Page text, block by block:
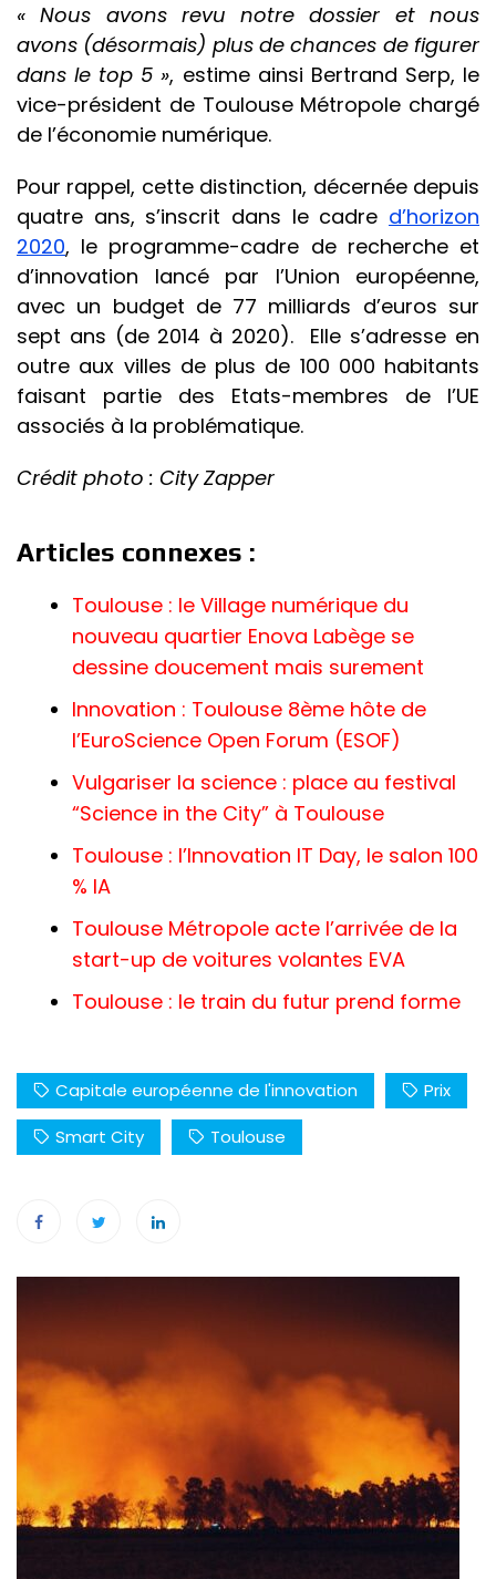
« Nous avons revu notre dossier et nous
avons (désormais) plus de chances de figurer
dans le top 5 », estime ainsi Bertrand Serp, le
vice-président de Toulouse Métropole chargé
de l’économie numérique.
Pour rappel, cette distinction, décernée depuis
quatre ans, s’inscrit dans le cadre d’horizon
2020, le programme-cadre de recherche et
d’innovation lancé par l’Union européenne,
avec un budget de 77 milliards d’euros sur
sept ans (de 2014 à 2020). Elle s’adresse en
outre aux villes de plus de 100 000 habitants
faisant partie des Etats-membres de l’UE
associés à la problématique.
Crédit photo : City Zapper
Articles connexes :
Toulouse : le Village numérique du
nouveau quartier Enova Labège se
dessine doucement mais surement
Innovation : Toulouse 8ème hôte de
l’EuroScience Open Forum (ESOF)
Vulgariser la science : place au festival
“Science in the City” à Toulouse
Toulouse : l’Innovation IT Day, le salon 100
% IA
Toulouse Métropole acte l’arrivée de la
start-up de voitures volantes EVA
Toulouse : le train du futur prend forme
Capitale européenne de l'innovation
Prix
Smart City
Toulouse
Navigation
de
l’article